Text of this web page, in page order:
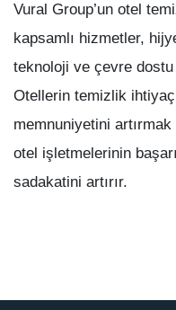
Vural Group’un otel
kapsamlı hizmetler,
teknoloji ve çevre dostu
Otellerin temizlik
memnuniyetini
otel işletmelerinin
sadakatini artırır.